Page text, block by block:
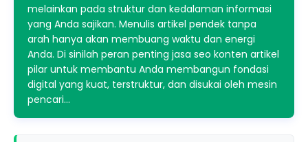
melainkan pada struktur dan kedalaman informasi
yang Anda sajikan. Menulis artikel pendek tanpa
arah hanya akan membuang waktu dan energi
Anda. Di sinilah peran penting jasa seo konten artikel
pilar untuk membantu Anda membangun fondasi
digital yang kuat, terstruktur, dan disukai oleh mesin
pencari…